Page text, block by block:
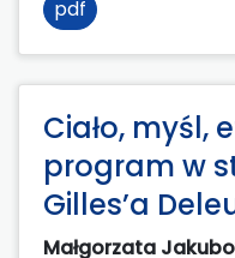
pdf
Ciało, myśl,
program w
Gilles’a
Małgorzata